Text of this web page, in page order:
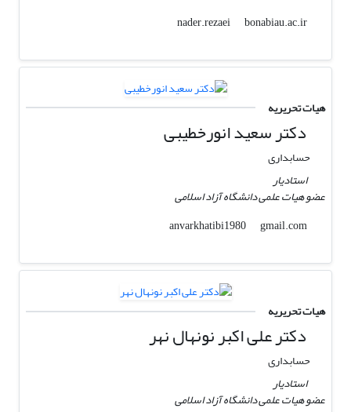
nader.rezaei
bonabiau.ac.ir
هیات تحریریه
دکتر سعید انورخطیبی
حسابداری
استادیار
عضو هیات علمی دانشگاه آزاد اسلامی
anvarkhatibi1980
gmail.com
هیات تحریریه
دکتر علی اکبر نونهال نهر
حسابداری
استادیار
عضو هیات علمی دانشگاه آزاد اسلامی